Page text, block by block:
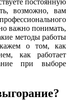
постоянную
возможно, вам
важно понимать,
методы работы
о том, как
как работает
при выборе